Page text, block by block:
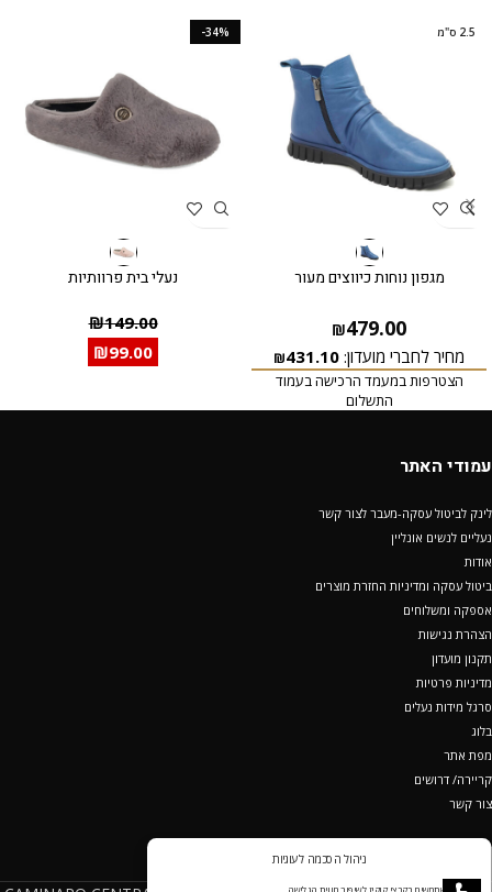
ניהול הסכמה לעוגיות
2.5 ס"מ
מגפון נוחות כיווצים מעור
₪479.00
מחיר לחברי מועדון: ₪431.10
הצטרפות במעמד הרכישה בעמוד
התשלום
-34%
נעלי בית פרוותיות
₪149.00
₪99.00
עמודי האתר
לינק לביטול עסקה-מעבר לצור קשר
נעליים לנשים אונליין
אודות
ביטול עסקה ומדיניות החזרת מוצרים
אספקה ומשלוחים
הצהרת נגישות
תקנון מועדון
מדיניות פרטיות
סרגל מידות נעלים
בלוג
מפת אתר
קריירה/ דרושים
צור קשר